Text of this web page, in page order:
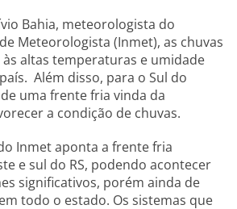
Bahia, meteorologista do
Meteorologista (Inmet), as chuvas
altas temperaturas e umidade
Além disso, para o Sul do
uma frente fria vinda da
a condição de chuvas.
Inmet aponta a frente fria
e sul do RS, podendo acontecer
significativos, porém ainda de
todo o estado. Os sistemas que